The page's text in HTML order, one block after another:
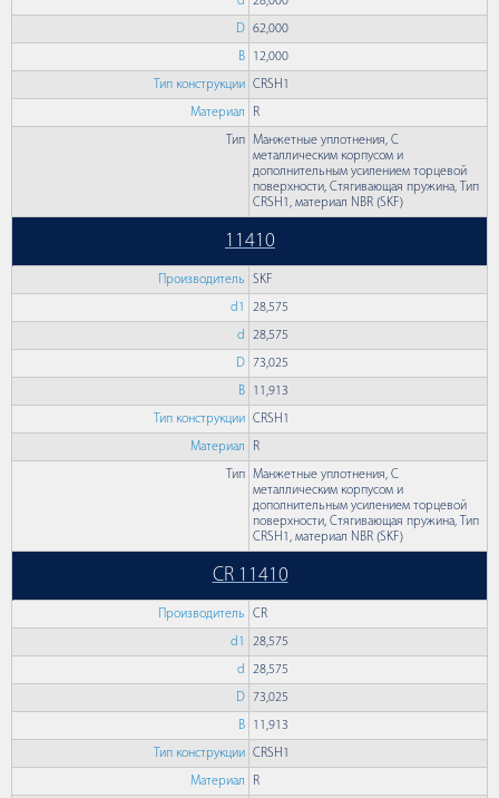
D 62,000
B 12,000
Тип конструкции CRSH1
Материал R
Тип Манжетные уплотнения, С
металлическим корпусом и
дополнительным усилением торцевой
поверхности, Стягивающая пружина, Тип
CRSH1, материал NBR (SKF)
11410
Производитель SKF
d1 28,575
d 28,575
D 73,025
B 11,913
Тип конструкции CRSH1
Материал R
Тип Манжетные уплотнения, С
металлическим корпусом и
дополнительным усилением торцевой
поверхности, Стягивающая пружина, Тип
CRSH1, материал NBR (SKF)
CR 11410
Производитель CR
d1 28,575
d 28,575
D 73,025
B 11,913
Тип конструкции CRSH1
Материал R